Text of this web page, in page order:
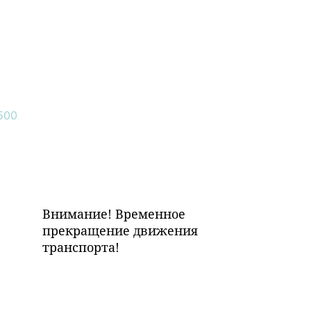
Внимание! Временное
прекращение движения
транспорта!